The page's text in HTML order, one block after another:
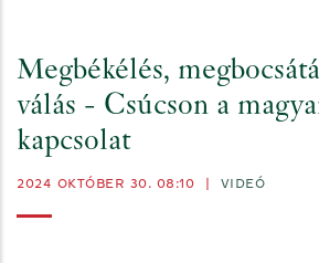
Megbékélés,
válás - Csúcson a
kapcsolat
2024 OKTÓBER 30. 08:10 VIDEÓ